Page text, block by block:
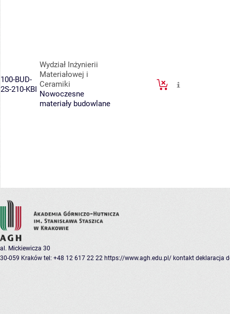
100-BUD-
2S-210-KBI
Wydział Inżynierii
Materiałowej i
Ceramiki
Nowoczesne
materiały budowlane
al. Mickiewicza 30
30-059 Kraków tel: +48 12 617 22 22 https://www.agh.edu.pl/ kontakt deklaracja